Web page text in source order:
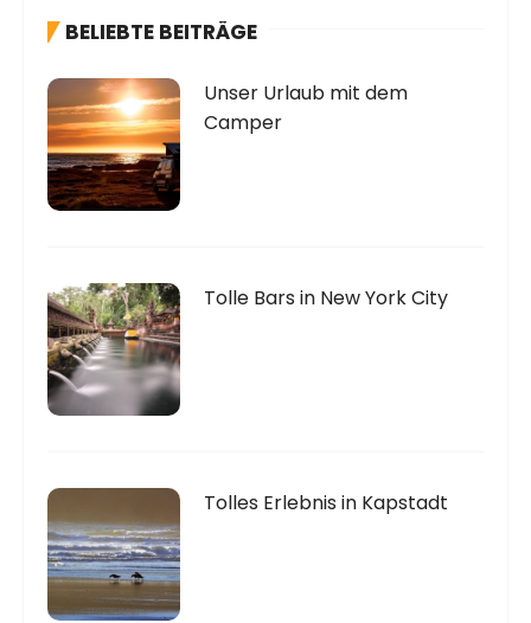
BELIEBTE BEITRÄGE
Unser Urlaub mit dem
Camper
Tolle Bars in New York City
Tolles Erlebnis in Kapstadt